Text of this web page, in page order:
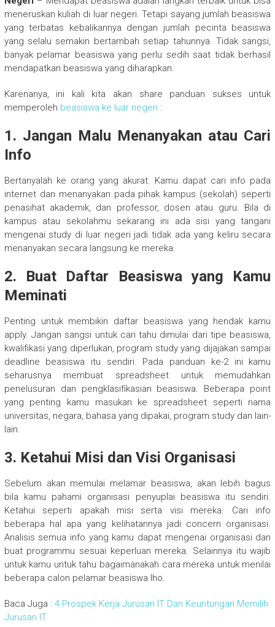
meneruskan kuliah di luar negeri. Tetapi sayang jumlah beasiswa
yang terbatas kebalikannya dengan jumlah pecinta beasiswa
yang selalu semakin bertambah setiap tahunnya. Tidak sangsi,
banyak pelamar beasiswa yang perlu sedih saat tidak berhasil
mendapatkan beasiswa yang diharapkan.
Karenanya, ini kali kita akan share panduan sukses untuk
memperoleh beasiswa ke luar negeri:
1. Jangan Malu Menanyakan atau Cari
Info
Bertanyalah ke orang yang akurat. Kamu dapat cari info pada
internet dan menanyakan pada pihak kampus (sekolah) seperti
penasihat akademik, dan professor, dosen atau guru. Bila di
kampus atau sekolahmu sekarang ini ada sisi yang tangani
mengenai study di luar negeri jadi tidak ada yang keliru secara
menanyakan secara langsung ke mereka.
2. Buat Daftar Beasiswa yang Kamu
Meminati
Penting untuk membikin daftar beasiswa yang hendak kamu
apply. Jangan sangsi untuk cari tahu dimulai dari tipe beasiswa,
kwalifikasi yang diperlukan, program study yang dijajakan sampai
deadline beasiswa itu sendiri. Pada panduan ke-2 ini kamu
seharusnya membuat spreadsheet untuk memudahkan
penelusuran dan pengklasifikasian beasiswa. Beberapa point
yang penting kamu masukan ke spreadsheet seperti nama
universitas, negara, bahasa yang dipakai, program study dan lain-
lain.
3. Ketahui Misi dan Visi Organisasi
Sebelum akan memulai melamar beasiswa, akan lebih bagus
bila kamu pahami organisasi penyuplai beasiswa itu sendiri.
Ketahui seperti apakah misi serta visi mereka. Cari info
beberapa hal apa yang kelihatannya jadi concern organisasi.
Analisis semua info yang kamu dapat mengenai organisasi dan
buat programmu sesuai keperluan mereka. Selainnya itu wajib
untuk kamu untuk tahu bagaimanakah cara mereka untuk menilai
beberapa calon pelamar beasiswa lho.
Baca Juga : 4 Prospek Kerja Jurusan IT Dan Keuntungan Memilih
Jurusan IT